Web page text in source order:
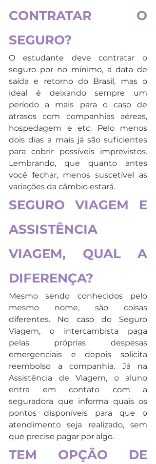
CONTRATAR O
SEGURO?
O estudante deve contratar o
seguro por no mínimo, a data de
saída e retorno do Brasil, mas o
ideal é deixando sempre um
período a mais para o caso de
atrasos com companhias aéreas,
hospedagem e etc. Pelo menos
dois dias a mais já são suficientes
para cobrir possíveis imprevistos.
Lembrando, que quanto antes
você fechar, menos suscetível as
variações da câmbio estará.
SEGURO VIAGEM E
ASSISTÊNCIA
VIAGEM, QUAL A
DIFERENÇA?
Mesmo sendo conhecidos pelo
mesmo nome, são coisas
diferentes. No caso do Seguro
Viagem, o intercambista paga
pelas próprias despesas
emergenciais e depois solicita
reembolso a companhia. Já na
Assistência de Viagem, o aluno
entra em contato com a
seguradora que informa quais os
pontos disponíveis para que o
atendimento seja realizado, sem
que precise pagar por algo.
TEM OPÇÃO DE